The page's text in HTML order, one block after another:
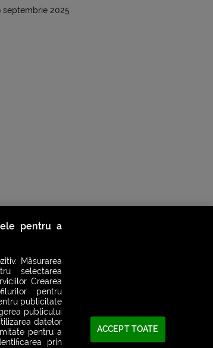
septembrie 2025
pentru a
Măsurarea
selectarea
Crearea
pentru
publicitate
publicului
datelor
pentru a
prin
ACCEPT TOATE